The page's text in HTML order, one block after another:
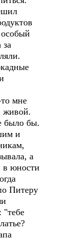
за
мне
живой.
было бы.
и
а
в юности
Питеру
"тебе